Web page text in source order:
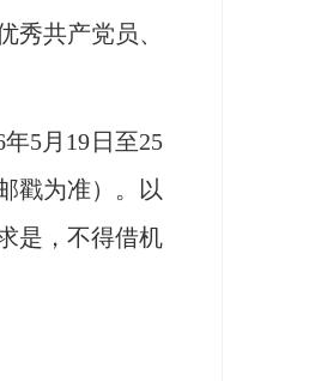
共产党员、
5月19日至25
戳为准）。以
是，不得借机